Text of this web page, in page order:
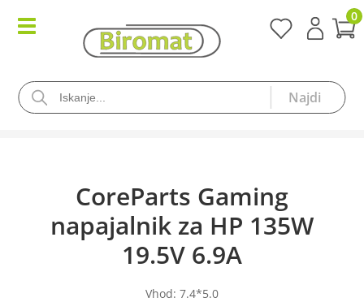
0
CoreParts Gaming
napajalnik za HP 135W
19.5V 6.9A
Vhod: 7.4*5.0